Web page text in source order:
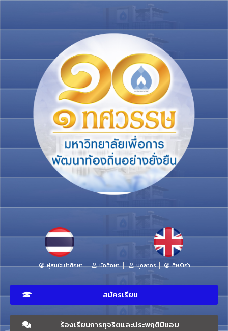
ผู้สนใจเข้าศึกษา นักศึกษา บุคลากร ศิษย์เก่า
สมัครเรียน
ร้องเรียนการทุจริตและประพฤติมิชอบ